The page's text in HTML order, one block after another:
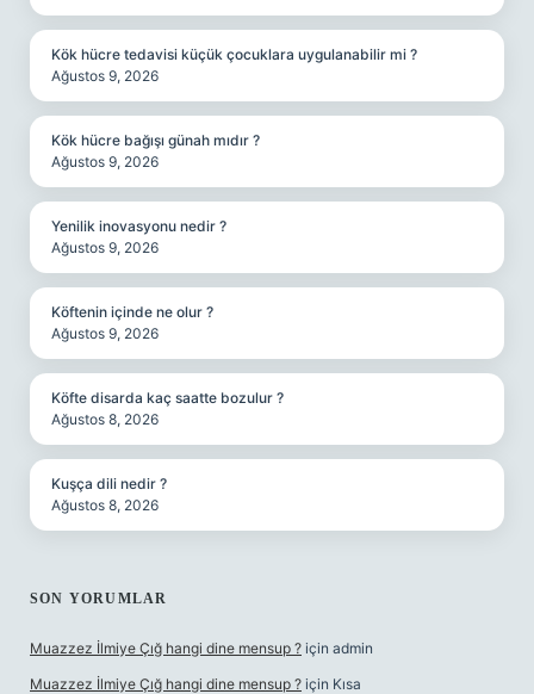
Kök hücre tedavisi küçük çocuklara uygulanabilir mi ?
Ağustos 9, 2026
Kök hücre bağışı günah mıdır ?
Ağustos 9, 2026
Yenilik inovasyonu nedir ?
Ağustos 9, 2026
Köftenin içinde ne olur ?
Ağustos 9, 2026
Köfte disarda kaç saatte bozulur ?
Ağustos 8, 2026
Kuşça dili nedir ?
Ağustos 8, 2026
SON YORUMLAR
Muazzez İlmiye Çığ hangi dine mensup ? için admin
Muazzez İlmiye Çığ hangi dine mensup ? için Kısa